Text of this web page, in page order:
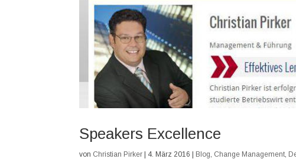
Speakers Excellence
von Christian Pirker |4. März 2016 | Blog Change Management